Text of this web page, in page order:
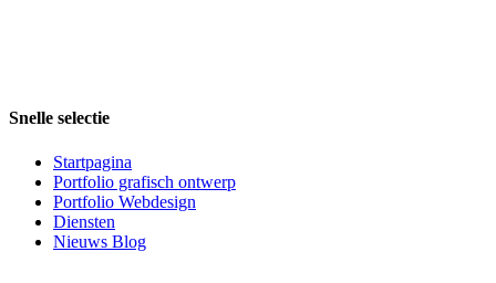
Snelle selectie
Startpagina
Portfolio grafisch ontwerp
Portfolio Webdesign
Diensten
Nieuws Blog